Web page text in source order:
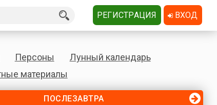
Персоны
Лунный календарь
материалы
ПОСЛЕЗАВТРА
РЕГИСТРАЦИЯ ВХОД